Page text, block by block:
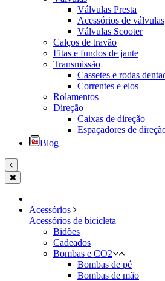
Válvulas Presta
Acessórios de válvulas
Válvulas Scooter
Calços de travão
Fitas e fundos de jante
Transmissão
Cassetes e rodas
Correntes e elos
Rolamentos
Direção
Caixas de direção
Espaçadores de
Blog
Acessórios
Acessórios de bicicleta
Bidões
Cadeados
Bombas e CO2
Bombas de pé
Bombas de mão